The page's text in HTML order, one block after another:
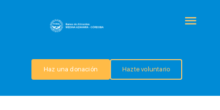
QUIÉNES SOMOS
Haz una donación Hazte voluntario